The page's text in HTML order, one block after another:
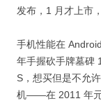
发布，1 月才上市
手机性能在
年手握砍手牌墓碑
S，想买但是不允
机——在 2011 年元